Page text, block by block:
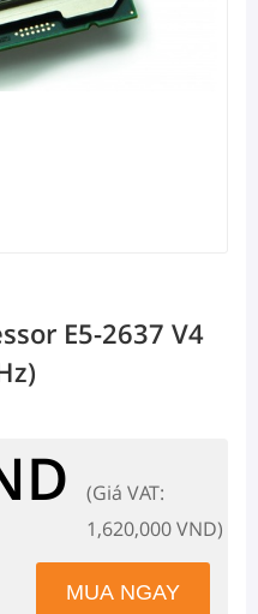
E5-2637 V4
(Giá VAT:
1,620,000 VND)